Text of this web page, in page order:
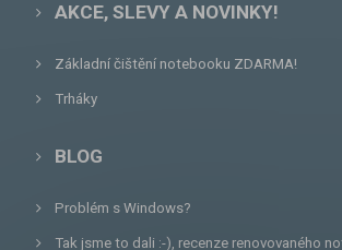
AKCE, SLEVY A NOVINKY!
Základní čištění notebooku ZDARMA!
Trháky
BLOG
Problém s Windows?
Tak jsme to dali :-), recenze renovovaného